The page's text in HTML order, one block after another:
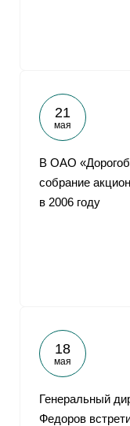
21
мая
В ОАО
собрание
в 2006 году
18
мая
Генеральный
Федоров